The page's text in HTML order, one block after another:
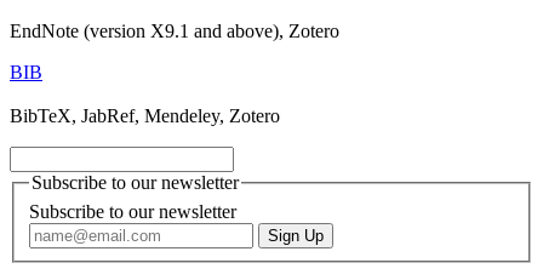
EndNote (version X9.1 and above), Zotero
BIB
BibTeX, JabRef, Mendeley, Zotero
Subscribe to our newsletter
Subscribe to our newsletter